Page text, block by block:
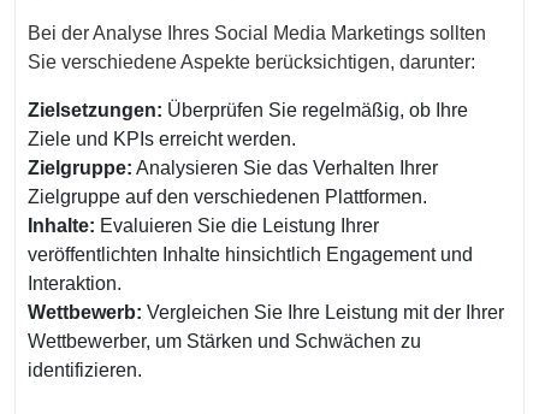
Bei der Analyse Ihres Social Media Marketings sollten
Sie verschiedene Aspekte berücksichtigen, darunter:
Zielsetzungen: Überprüfen Sie regelmäßig, ob Ihre
Ziele und KPIs erreicht werden.
Zielgruppe: Analysieren Sie das Verhalten Ihrer
Zielgruppe auf den verschiedenen Plattformen.
Inhalte: Evaluieren Sie die Leistung Ihrer
veröffentlichten Inhalte hinsichtlich Engagement und
Interaktion.
Wettbewerb: Vergleichen Sie Ihre Leistung mit der Ihrer
Wettbewerber, um Stärken und Schwächen zu
identifizieren.